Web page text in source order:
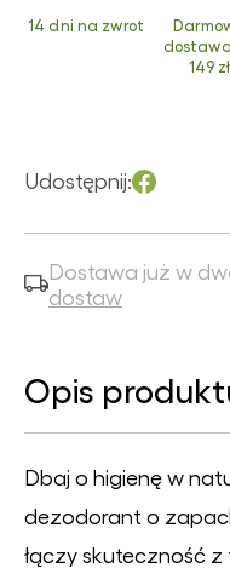
14 dni na zwrot
149 zł
Udostępnij:
Dostawa już w
dostaw
Opis
Dbaj o higienę w
dezodorant o
łączy skuteczność z